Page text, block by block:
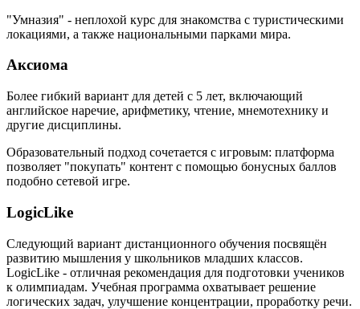
"Умназия" - неплохой курс для знакомства с туристическими
локациями, а также национальными парками мира.
Аксиома
Более гибкий вариант для детей с 5 лет, включающий
английское наречие, арифметику, чтение, мнемотехнику и
другие дисциплины.
Образовательный подход сочетается с игровым: платформа
позволяет "покупать" контент с помощью бонусных баллов
подобно сетевой игре.
LogicLike
Следующий вариант дистанционного обучения посвящён
развитию мышления у школьников младших классов.
LogicLike - отличная рекомендация для подготовки учеников
к олимпиадам. Учебная программа охватывает решение
логических задач, улучшение концентрации, проработку речи.